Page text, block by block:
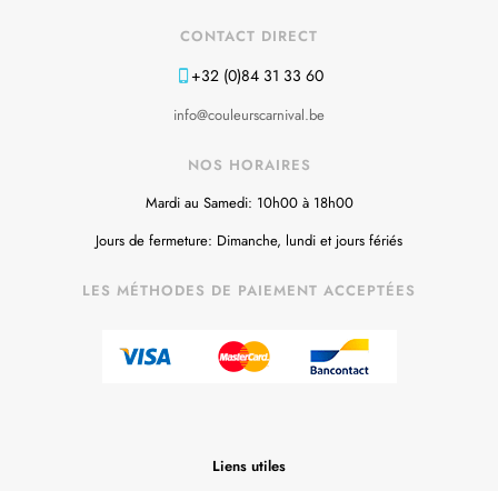
CONTACT DIRECT
+32 (0)84 31 33 60
info@couleurscarnival.be
NOS HORAIRES
Mardi au Samedi: 10h00 à 18h00
Jours de fermeture: Dimanche, lundi et jours fériés
LES MÉTHODES DE PAIEMENT ACCEPTÉES
Liens utiles